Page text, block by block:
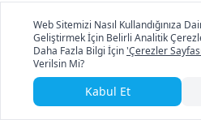
Taşıma
Konteynerler: 20/40 ft,
Koşullar: Nem <%60, sıcaklık -
Nem alıcı: 1kg/palet,
Web Sitemizi Nasıl Kullandığınıza
Geliştirmek İçin Belirli Analitik
Daha Fazla Bilgi İçin'Çerezler
Verilsin Mi?
Kabul Et